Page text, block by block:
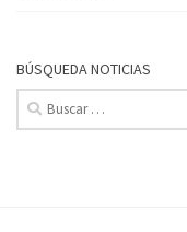
BÚSQUEDA NOTICIAS
Buscar: